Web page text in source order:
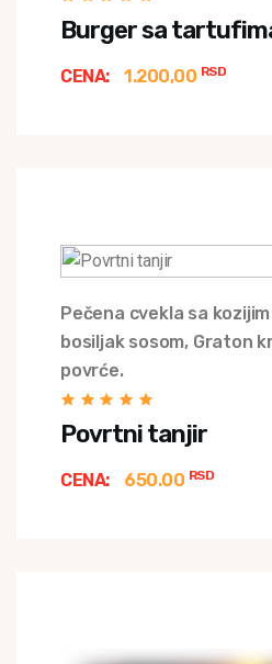
Burger sa
CENA: 1.200,00 RSD
Pečena cvekla sa
bosiljak sosom, Graton
povrće.
Povrtni tanjir
CENA: 650.00 RSD